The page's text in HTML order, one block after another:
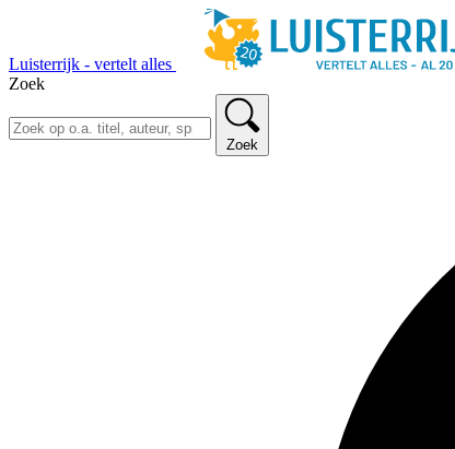
Luisterrijk - vertelt alles
Zoek
Zoek